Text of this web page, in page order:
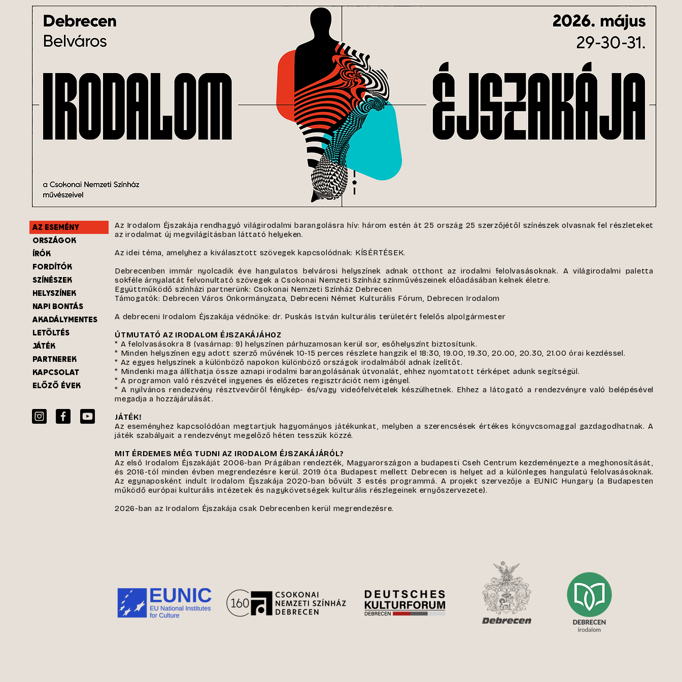
Az Irodalom Éjszakája rendhagyó világirodalmi barangolásra hív: három estén át 25 ország 25 szerzőjétől színészek olvasnak fel részleteket
az irodalmat új megvilágításban láttató helyeken.
Az idei téma, amelyhez a kiválasztott szövegek kapcsolódnak: KÍSÉRTÉSEK.
Debrecenben immár nyolcadik éve hangulatos belvárosi helyszínek adnak otthont az irodalmi felolvasásoknak. A világirodalmi paletta
sokféle árnyalatát felvonultató szövegek a Csokonai Nemzeti Színház színművészeinek előadásában kelnek életre.
Együttműködő színházi partnerünk: Csokonai Nemzeti Színház Debrecen
Támogatók: Debrecen Város Önkormányzata, Debreceni Német Kulturális Fórum, Debrecen Irodalom
A debreceni Irodalom Éjszakája védnöke: dr. Puskás István kulturális területért felelős alpolgármester
ÚTMUTATÓ AZ IRODALOM ÉJSZAKÁJÁHOZ
* A felolvasásokra 8 (vasárnap: 9) helyszínen párhuzamosan kerül sor, esőhelyszínt biztosítunk.
* Minden helyszínen egy adott szerző művének 10-15 perces részlete hangzik el 18:30, 19.00, 19.30, 20.00, 20.30, 21.00 órai kezdéssel.
* Az egyes helyszínek a különböző napokon különböző országok irodalmából adnak ízelítőt.
* Mindenki maga állíthatja össze aznapi irodalmi barangolásának útvonalát, ehhez nyomtatott térképet adunk segítségül.
* A programon való részvétel ingyenes és előzetes regisztrációt nem igényel.
* A nyilvános rendezvény résztvevőiről fénykép- és/vagy videófelvételek készülhetnek. Ehhez a látogató a rendezvényre való belépésével
megadja a hozzájárulását.
JÁTÉK!
Az eseményhez kapcsolódóan megtartjuk hagyományos játékunkat, melyben a szerencsések értékes könyvcsomaggal gazdagodhatnak. A
játék szabályait a rendezvényt megelőző héten tesszük közzé.
MIT ÉRDEMES MÉG TUDNI AZ IRODALOM ÉJSZAKÁJÁRÓL?
Az első Irodalom Éjszakáját 2006-ban Prágában rendezték, Magyarországon a budapesti Cseh Centrum kezdeményezte a meghonosítását,
és 2016-tól minden évben megrendezésre kerül. 2019 óta Budapest mellett Debrecen is helyet ad a különleges hangulatú felolvasásoknak.
Az egynaposként indult Irodalom Éjszakája 2020-ban bővült 3 estés programmá. A projekt szervezője a EUNIC Hungary (a Budapesten
működő európai kulturális intézetek és nagykövetségek kulturális részlegeinek ernyőszervezete).
2026-ban az Irodalom Éjszakája csak Debrecenben kerül megrendezésre.
AZ ESEMÉNY
ORSZÁGOK
ÍRÓK
FORDÍTÓK
SZÍNÉSZEK
HELYSZÍNEK
NAPI BONTÁS
AKADÁLYMENTES
LETÖLTÉS
JÁTÉK
PARTNEREK
KAPCSOLAT
ELŐZŐ ÉVEK